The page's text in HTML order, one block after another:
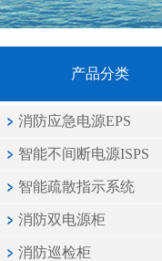
产品分类
消防应急电源EPS
智能不间断电源ISPS
智能疏散指示系统
消防双电源柜
消防巡检柜